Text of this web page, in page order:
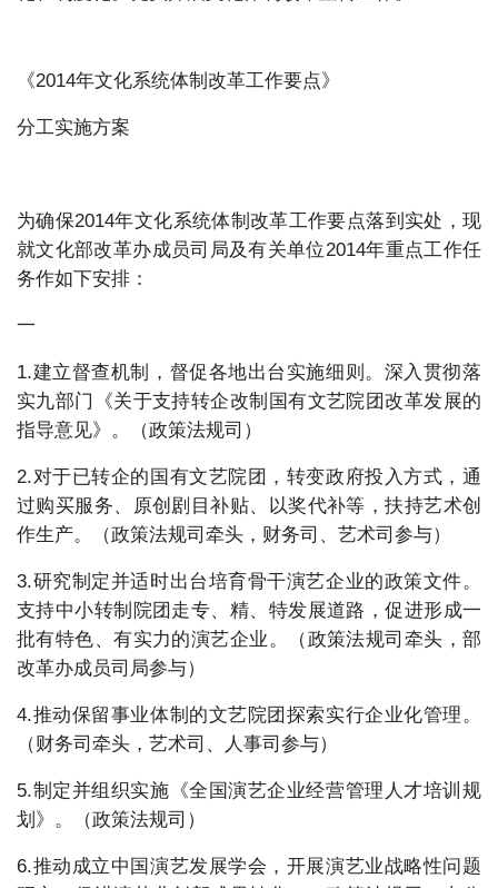
《2014年文化系统体制改革工作要点》
分工实施方案
为确保2014年文化系统体制改革工作要点落到实处，现
就文化部改革办成员司局及有关单位2014年重点工作任
务作如下安排：
一
1.建立督查机制，督促各地出台实施细则。深入贯彻落
实九部门《关于支持转企改制国有文艺院团改革发展的
指导意见》。（政策法规司）
2.对于已转企的国有文艺院团，转变政府投入方式，通
过购买服务、原创剧目补贴、以奖代补等，扶持艺术创
作生产。（政策法规司牵头，财务司、艺术司参与）
3.研究制定并适时出台培育骨干演艺企业的政策文件。
支持中小转制院团走专、精、特发展道路，促进形成一
批有特色、有实力的演艺企业。（政策法规司牵头，部
改革办成员司局参与）
4.推动保留事业体制的文艺院团探索实行企业化管理。
（财务司牵头，艺术司、人事司参与）
5.制定并组织实施《全国演艺企业经营管理人才培训规
划》。（政策法规司）
6.推动成立中国演艺发展学会，开展演艺业战略性问题